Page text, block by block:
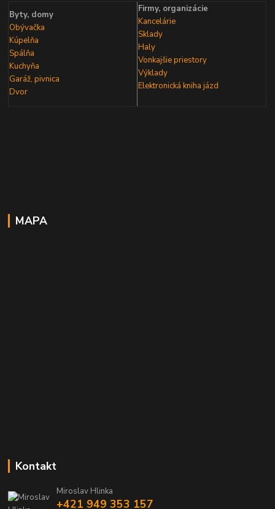
Byty, domy
Obývačka
Kúpelňa
Spálňa
Kuchyňa
Garáž, pivnica
Dvor
Firmy, organizácie
Kancelárie
Sklady
Haly
Vonkajšie priestory
Výklady
Elektronická kniha jázd
MAPA
Kontakt
Miroslav Hlinka
+421 949 353 157